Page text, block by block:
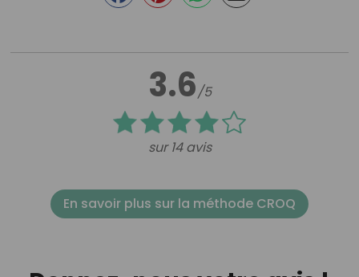
3.6/5
sur 14 avis
En savoir plus sur la méthode CROQ